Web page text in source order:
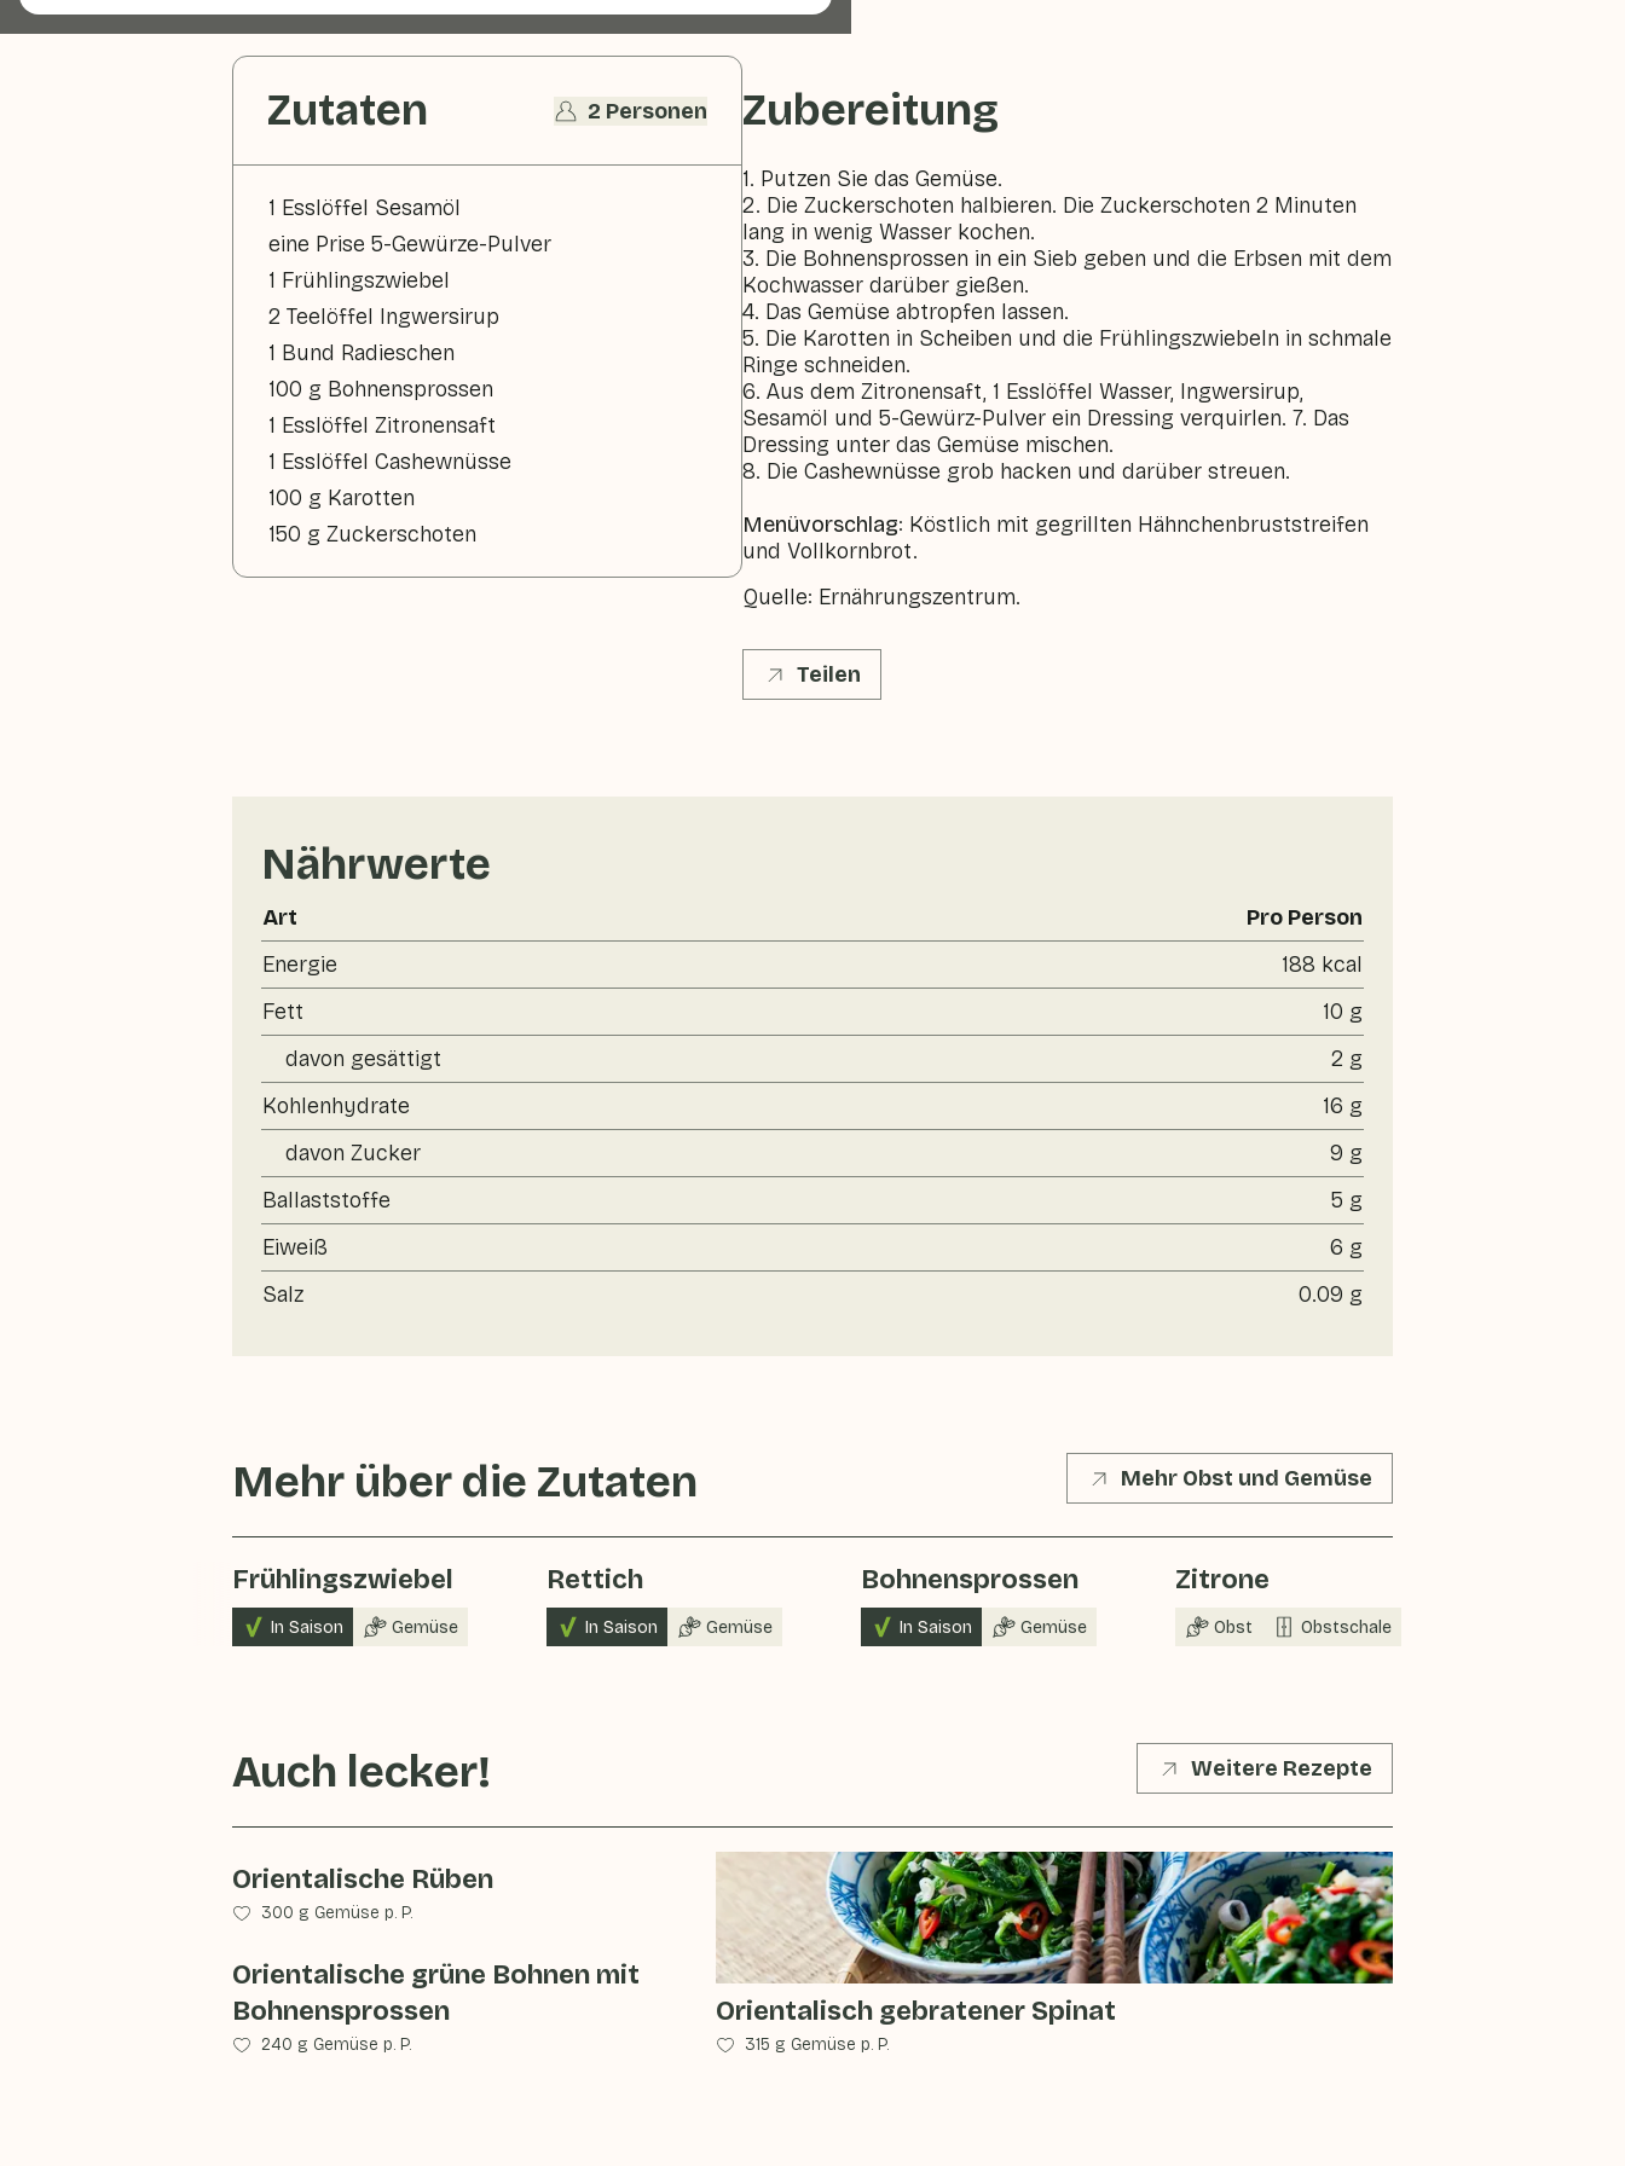
Zutaten 2 Personen
1 Esslöffel Sesamöl
eine Prise 5-Gewürze-Pulver
1 Frühlingszwiebel
2 Teelöffel Ingwersirup
1 Bund Radieschen
100 g Bohnensprossen
1 Esslöffel Zitronensaft
1 Esslöffel Cashewnüsse
100 g Karotten
150 g Zuckerschoten
Zubereitung
1. Putzen Sie das Gemüse.
2. Die Zuckerschoten halbieren. Die Zuckerschoten 2 Minuten
lang in wenig Wasser kochen.
3. Die Bohnensprossen in ein Sieb geben und die Erbsen mit dem
Kochwasser darüber gießen.
4. Das Gemüse abtropfen lassen.
5. Die Karotten in Scheiben und die Frühlingszwiebeln in schmale
Ringe schneiden.
6. Aus dem Zitronensaft, 1 Esslöffel Wasser, Ingwersirup,
Sesamöl und 5-Gewürz-Pulver ein Dressing verquirlen. 7. Das
Dressing unter das Gemüse mischen.
8. Die Cashewnüsse grob hacken und darüber streuen.
Menüvorschlag: Köstlich mit gegrillten Hähnchenbruststreifen
und Vollkornbrot.
Quelle: Ernährungszentrum.
Teilen
Nährwerte
Art
Pro Person
Energie
188 kcal
Fett
10 g
davon gesättigt
2 g
Kohlenhydrate
16 g
davon Zucker
9 g
Ballaststoffe
5 g
Eiweiß
6 g
Salz
0.09 g
Mehr über die Zutaten Mehr Obst und Gemüse
Frühlingszwiebel
In Saison Gemüse
Rettich
In Saison Gemüse
Bohnensprossen
In Saison Gemüse
Zitrone
Obst Obstschale
Auch lecker! Weitere Rezepte
Orientalische Rüben
300 g Gemüse p. P.
Orientalische grüne Bohnen mit
Bohnensprossen
240 g Gemüse p. P.
Orientalisch gebratener Spinat
315 g Gemüse p. P.